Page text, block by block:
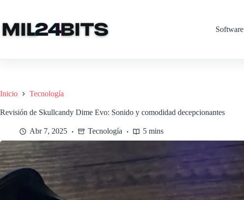
contenido
Software
Inicio Tecnología
Revisión de Skullcandy Dime Evo: Sonido y comodidad decepcionantes
Abr 7, 2025 Tecnología 5 mins